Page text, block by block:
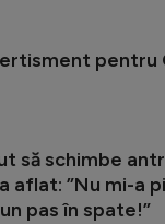
pentru
să schimbe
aflat: ”Nu mi-a
pas în spate!”